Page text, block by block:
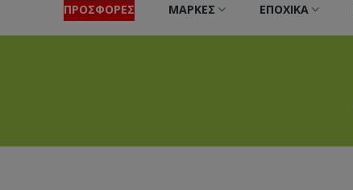
ΠΡΟΣΦΟΡΕΣ ΜΑΡΚΕΣ ΕΠΟΧΙΚΑ